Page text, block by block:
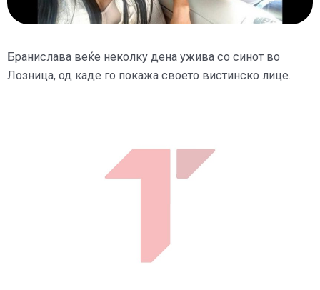
Бранислава веќе неколку дена ужива со синот во
Лозница, од каде го покажа своето вистинско лице.